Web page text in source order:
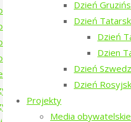
Dzień
Dzień
Dzień
Dzien
Dzień
Dzień
Projekty
Media obywatelskie
w Puszczy – 4 edycja
w Puszczy – 3. edycja
w Puszczy – 2. edycja
w Puszczy i Bieżeństwo
Puszczy (2025)
Puszczy (2026)